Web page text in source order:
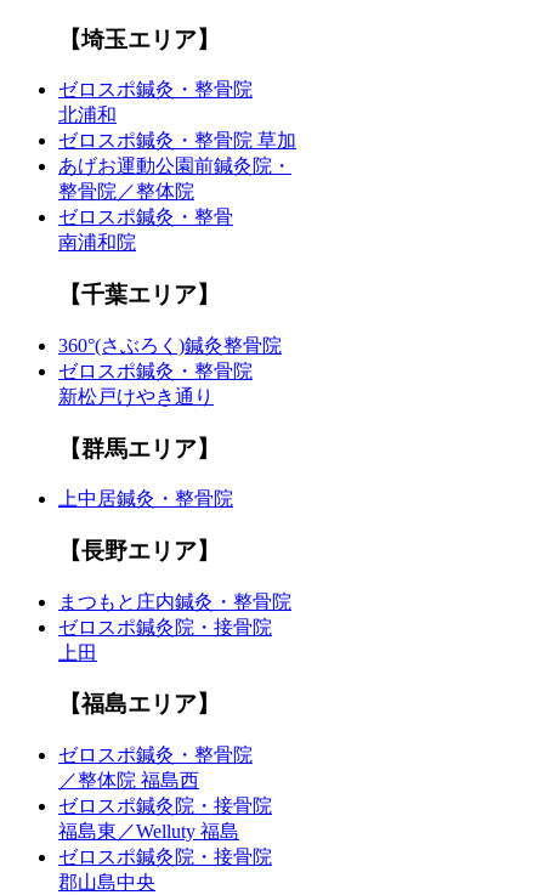
【埼玉エリア】
ゼロスポ鍼灸・整骨院
北浦和
ゼロスポ鍼灸・整骨院 草加
あげお運動公園前鍼灸院・
整骨院／整体院
ゼロスポ鍼灸・整骨
南浦和院
【千葉エリア】
360°(さぶろく)鍼灸整骨院
ゼロスポ鍼灸・整骨院
新松戸けやき通り
【群馬エリア】
上中居鍼灸・整骨院
【長野エリア】
まつもと庄内鍼灸・整骨院
ゼロスポ鍼灸院・接骨院
上田
【福島エリア】
ゼロスポ鍼灸・整骨院
／整体院 福島西
ゼロスポ鍼灸院・接骨院
福島東／Welluty 福島
ゼロスポ鍼灸院・接骨院
郡山島中央